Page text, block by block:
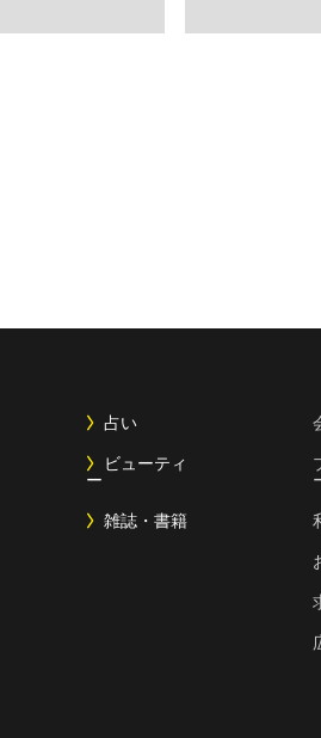
占い
ビューティ
ー
雑誌・書籍